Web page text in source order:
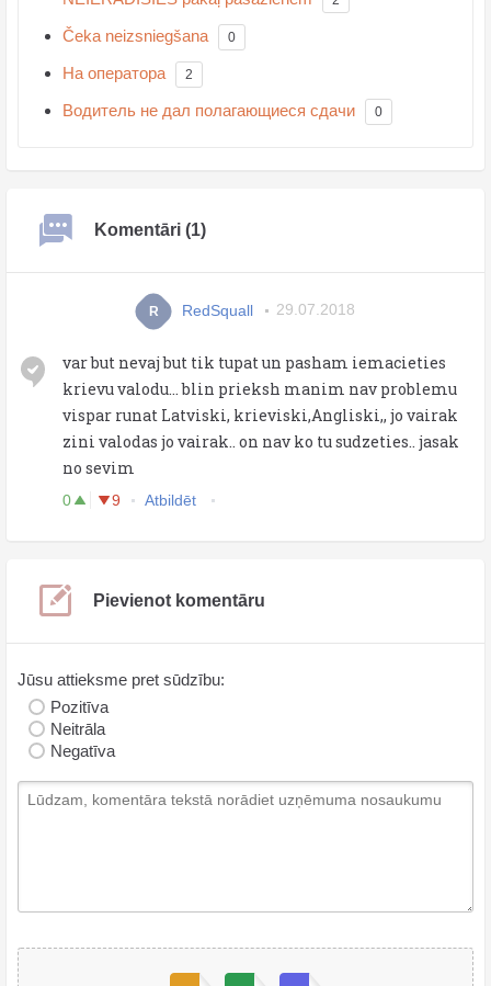
Čeka neizsniegšana 0
На оператора 2
Водитель не дал полагающиеся сдачи 0
Komentāri (1)
R RedSquall 29.07.2018
var but nevaj but tik tupat un pasham iemacieties
krievu valodu... blin prieksh manim nav problemu
vispar runat Latviski, krieviski,Angliski,, jo vairak
zini valodas jo vairak.. on nav ko tu sudzeties.. jasak
no sevim
0 9 Atbildēt
Pievienot komentāru
Jūsu attieksme pret sūdzību:
Pozitīva
Neitrāla
Negatīva